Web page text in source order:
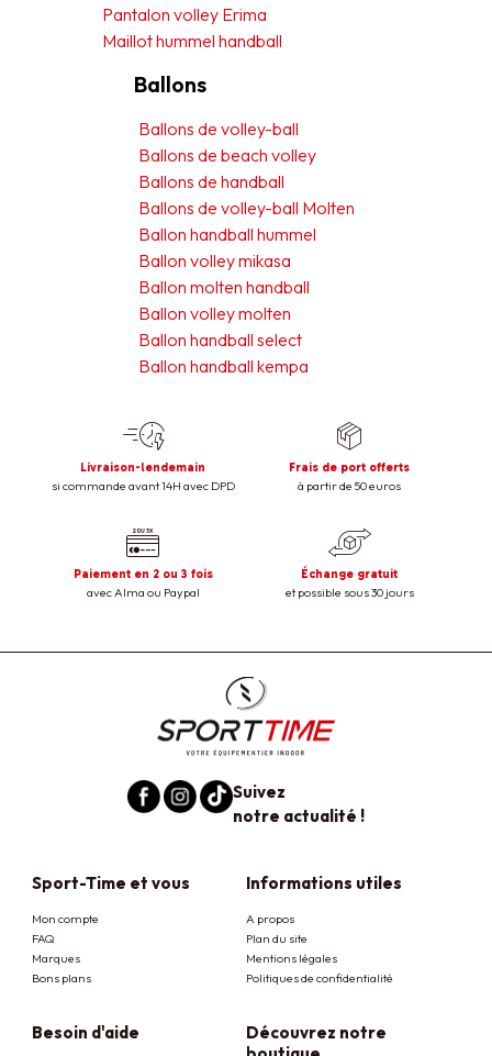
Pantalon volley Erima
Maillot hummel handball
Ballons
Ballons de volley-ball
Ballons de beach volley
Ballons de handball
Ballons de volley-ball Molten
Ballon handball hummel
Ballon volley mikasa
Ballon molten handball
Ballon volley molten
Ballon handball select
Ballon handball kempa
Livraison-lendemain
si commande avant 14H avec DPD
Frais de port offerts
à partir de 50 euros
Paiement en 2 ou 3 fois
avec Alma ou Paypal
Échange gratuit
et possible sous 30 jours
Suivez
notre actualité !
Sport-Time et vous
Mon compte
FAQ
Marques
Bons plans
Informations utiles
A propos
Plan du site
Mentions légales
Politiques de confidentialité
Besoin d'aide
Découvrez notre